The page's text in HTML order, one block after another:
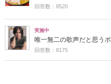
回答数：8520
実施中
唯一無二の歌声だと思う
回答数：8175